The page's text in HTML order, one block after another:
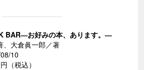
BAR―お好みの本、あります。―
、大倉眞一郎／著
10
（税込）